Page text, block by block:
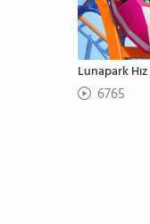
Lunapark
6765